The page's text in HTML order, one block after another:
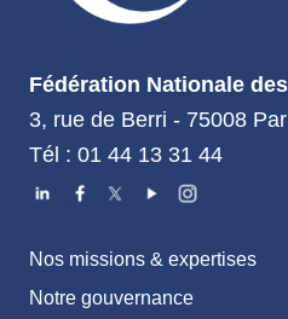
Fédération Nationale
3, rue de Berri - 75008
Tél : 01 44 13 31 44
Nos missions & expertises
Notre gouvernance